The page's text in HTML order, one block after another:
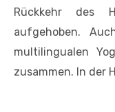
Rückkehr des
aufgehoben.
multilingualen
zusammen. In der